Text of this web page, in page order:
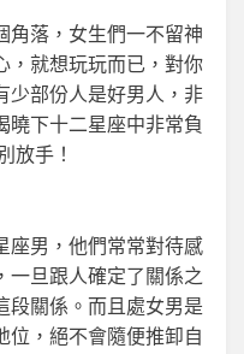
落，女生們一不留神
，就想玩玩而已，對你
少部份人是好男人，非
曉下十二星座中非常負
放手！
男，他們常常對待感
一旦跟人確定了關係之
段關係。而且處女男是
位，絕不會隨便推卸自